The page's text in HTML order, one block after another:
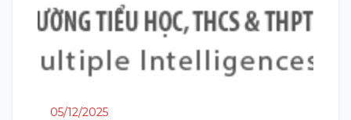
05/12/2025